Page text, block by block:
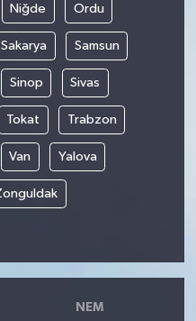
Niğde Ordu
Sakarya Samsun
Sinop Sivas
Tokat Trabzon
Van Yalova
NEM